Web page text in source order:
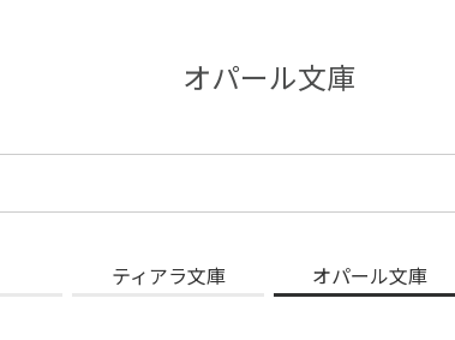
オパール文庫
ティアラ文庫 オパール文庫